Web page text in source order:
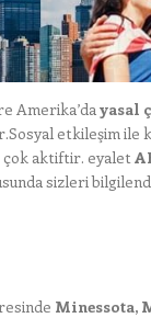
Amerika’da yasal
etkileşim ile
çok aktiftir. eyalet
sizleri
Minessota,